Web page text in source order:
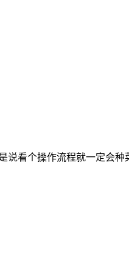
看个操作流程就一定会种